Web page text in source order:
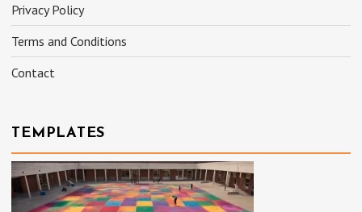
Privacy Policy
Terms and Conditions
Contact
TEMPLATES